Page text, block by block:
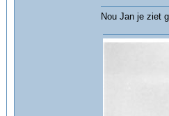
Nou Jan je ziet